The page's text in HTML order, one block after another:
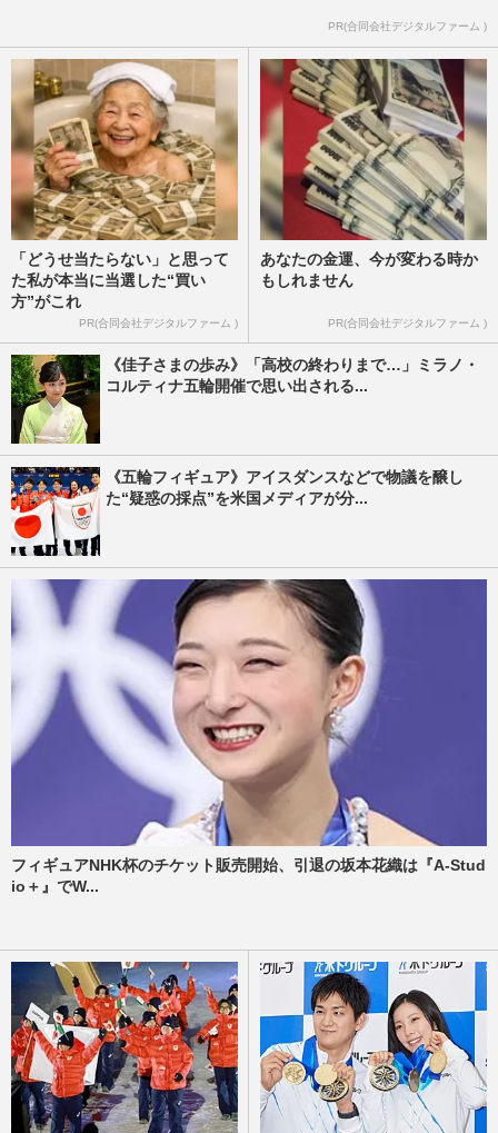
PR(合同会社デジタルファーム )
「どうせ当たらない」と思って
た私が本当に当選した“買い
方”がこれ
PR(合同会社デジタルファーム )
あなたの金運、今が変わる時か
もしれません
PR(合同会社デジタルファーム )
《佳子さまの歩み》「高校の終わりまで…」ミラノ・
コルティナ五輪開催で思い出される...
《五輪フィギュア》アイスダンスなどで物議を醸し
た“疑惑の採点”を米国メディアが分...
フィギュアNHK杯のチケット販売開始、引退の坂本花織は『A-Stud
io＋』でW...